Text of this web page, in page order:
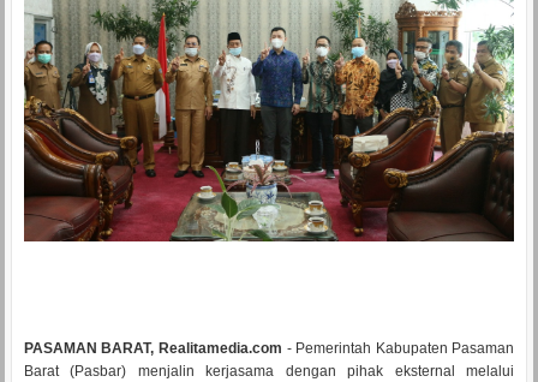
PASAMAN BARAT, Realitamedia.com - Pemerintah Kabupaten Pasaman
Barat (Pasbar) menjalin kerjasama dengan pihak eksternal melalui